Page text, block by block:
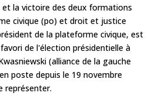
et la victoire des deux formations
civique (po) et droit et justice
de la plateforme civique, est
de l'élection présidentielle à
(alliance de la gauche
poste depuis le 19 novembre
représenter.